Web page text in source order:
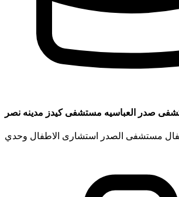
صدر العباسيه مستشفى كيدز مدينه نصر
مستشفى الصدر استشارى الاطفال وحدي